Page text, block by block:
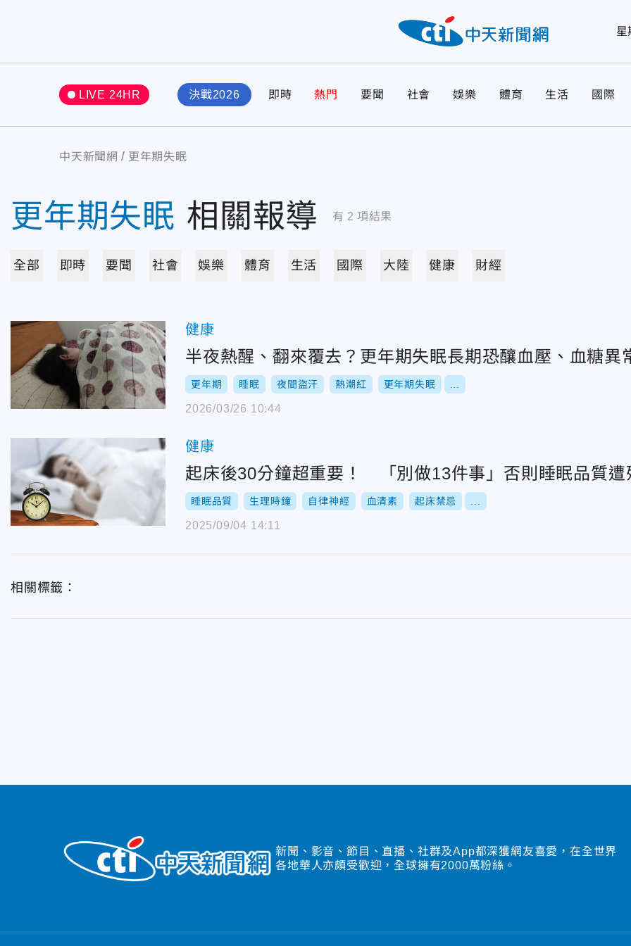
星
LIVE 24HR 決戰2026 即時 熱門 要聞 社會 娛樂 體育 生活 國際
中天新聞網 更年期失眠
更年期失眠 相關報導 有 2 項結果
全部 即時 要聞 社會 娛樂 體育 生活 國際 大陸 健康 財經
健康
半夜熱醒、翻來覆去？更年期失眠長期恐釀血壓、血糖異
更年期 睡眠 夜間盜汗 熱潮紅 更年期失眠
2026/03/26 10:44
健康
起床後30分鐘超重要！ 「別做13件事」否則睡眠品質遭
睡眠品質 生理時鐘 自律神經 血清素 起床禁忌
2025/09/04 14:11
相關標籤：
新聞、影音、節目、直播、社群及App都深獲網友喜愛，在全世界
各地華人亦頗受歡迎，全球擁有2000萬粉絲。